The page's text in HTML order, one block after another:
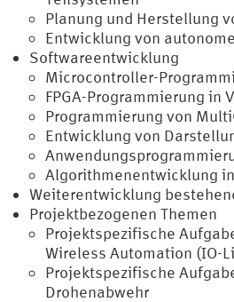
Planung und Herstellung
Entwicklung von
Softwareentwicklung
Microcontroller-
FPGA-Programmierung in
Programmierung von
Entwicklung von
Algorithmenentwicklung
Weiterentwicklung
Projektbezogenen Themen
Projektspezifische
Wireless Automation (IO-
Projektspezifische
Drohenabwehr